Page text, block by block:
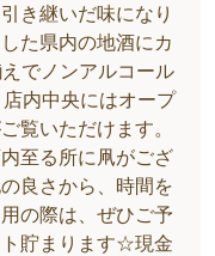
き継いだ味になり
た県内の地酒にカ
でノンアルコール
内中央にはオープ
覧いただけます。
至る所に凧がござ
良さから、時間を
の際は、ぜひご予
貯まります☆現金